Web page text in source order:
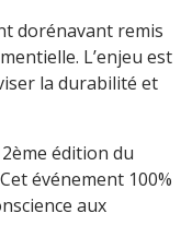
dorénavant remis
L’enjeu est
la durabilité et
édition du
événement 100%
aux